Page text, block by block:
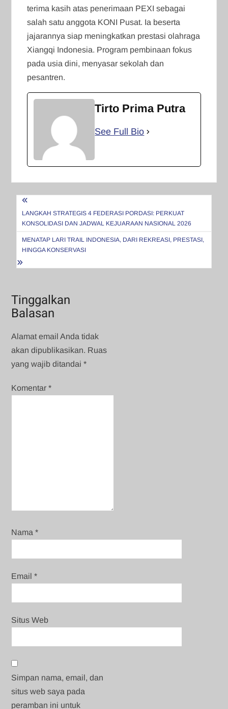
terima kasih atas penerimaan PEXI sebagai
salah satu anggota KONI Pusat. Ia beserta
jajarannya siap meningkatkan prestasi olahraga
Xiangqi Indonesia. Program pembinaan fokus
pada usia dini, menyasar sekolah dan
pesantren.
Tirto Prima Putra
See Full Bio
Navigasi
pos
LANGKAH STRATEGIS 4 FEDERASI PORDASI: PERKUAT
KONSOLIDASI DAN JADWAL KEJUARAAN NASIONAL 2026
MENATAP LARI TRAIL INDONESIA, DARI REKREASI, PRESTASI,
HINGGA KONSERVASI
Tinggalkan
Balasan
Alamat email Anda tidak
akan dipublikasikan. Ruas
yang wajib ditandai*
Komentar*
Nama*
Email*
Situs Web
Simpan nama, email, dan
situs web saya pada
peramban ini untuk